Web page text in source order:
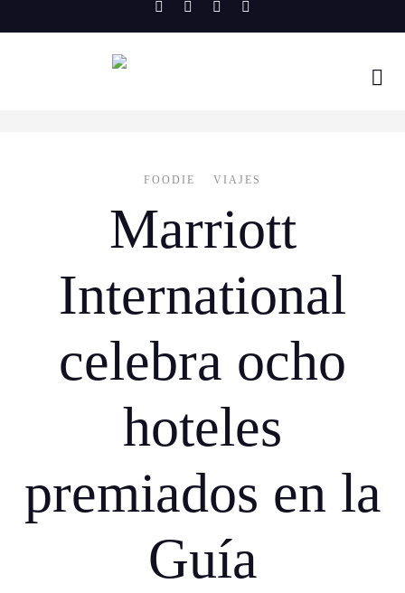
to
FOODIE VIAJES
Marriott
International
celebra ocho
hoteles
premiados en la
Guía